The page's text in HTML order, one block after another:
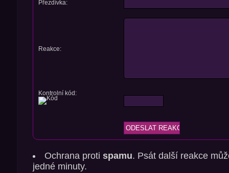
Přezdívka:
Reakce:
Kontrolní kód:
Ochrana protispamu. Psát další reakce
jedné minuty.